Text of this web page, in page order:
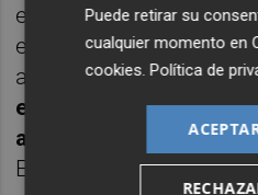
económica del
elaboración del
año ya que “todo lo que
este tipo de
a mejorar los servicios
En este línea, Esteve ha
Puede retirar su
cualquier momento en
cookies .Política de